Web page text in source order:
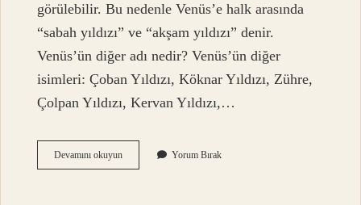
görülebilir. Bu nedenle Venüs’e halk arasında
“sabah yıldızı” ve “akşam yıldızı” denir.
Venüs’ün diğer adı nedir? Venüs’ün diğer
isimleri: Çoban Yıldızı, Köknar Yıldızı, Zühre,
Çolpan Yıldızı, Kervan Yıldızı,…
Devamını okuyunHangi
Gezegen
Yorum Bırak